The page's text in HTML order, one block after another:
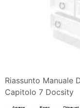
Riassunto Manuale
Capitolo 7 Docsity